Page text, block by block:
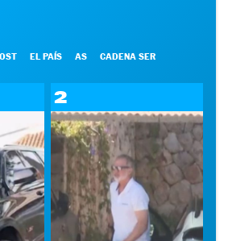
EL PAÍS AS CADENA SER
2